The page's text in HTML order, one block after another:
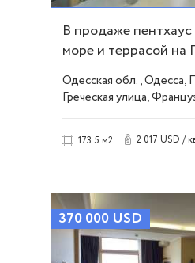
В продаже
море и террасой на
50131
Одесская обл., Одесса,
Греческая улица,
173.5 м2 2 017 USD /
370 000 USD